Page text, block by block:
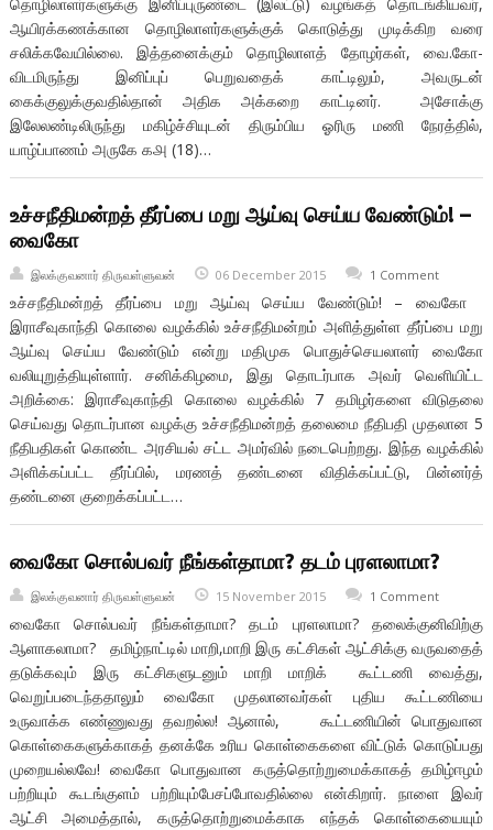
தொழிலாளர்களுக்கு இனிப்புருண்டை (இலட்டு) வழங்கத் தொடங்கியவர்,
ஆயிரக்கணக்கான தொழிலாளர்களுக்குக் கொடுத்து முடிக்கிற வரை
சலிக்கவேயில்லை. இத்தனைக்கும் தொழிலாளத் தோழர்கள், வை.கோ-
விடமிருந்து இனிப்புப் பெறுவதைக் காட்டிலும், அவருடன்
கைக்குலுக்குவதில்தான் அதிக அக்கறை காட்டினர். அசோக்கு
இலேலண்டிலிருந்து மகிழ்ச்சியுடன் திரும்பிய ஓரிரு மணி நேரத்தில்,
யாழ்ப்பாணம் அருகே ௧௮ (18)…
உச்சநீதிமன்றத் தீர்ப்பை மறு ஆய்வு செய்ய வேண்டும்! –
வைகோ
இலக்குவனார் திருவள்ளுவன் 06 December 2015 1 Comment
உச்சநீதிமன்றத் தீர்ப்பை மறு ஆய்வு செய்ய வேண்டும்! – வைகோ
இராசீவுகாந்தி கொலை வழக்கில் உச்சநீதிமன்றம் அளித்துள்ள தீர்ப்பை மறு
ஆய்வு செய்ய வேண்டும் என்று மதிமுக பொதுச்செயலாளர் வைகோ
வலியுறுத்தியுள்ளார். சனிக்கிழமை, இது தொடர்பாக அவர் வெளியிட்ட
அறிக்கை: இராசீவுகாந்தி கொலை வழக்கில் 7 தமிழர்களை விடுதலை
செய்வது தொடர்பான வழக்கு உச்சநீதிமன்றத் தலைமை நீதிபதி முதலான 5
நீதிபதிகள் கொண்ட அரசியல் சட்ட அமர்வில் நடைபெற்றது. இந்த வழக்கில்
அளிக்கப்பட்ட தீர்ப்பில், மரணத் தண்டனை விதிக்கப்பட்டு, பின்னர்த்
தண்டனை குறைக்கப்பட்ட…
வைகோ சொல்பவர் நீங்கள்தாமா? தடம் புரளலாமா?
இலக்குவனார் திருவள்ளுவன் 15 November 2015 1 Comment
வைகோ சொல்பவர் நீங்கள்தாமா? தடம் புரளலாமா? தலைக்குனிவிற்கு
ஆளாகலாமா? தமிழ்நாட்டில் மாறி,மாறி இரு கட்சிகள் ஆட்சிக்கு வருவதைத்
தடுக்கவும் இரு கட்சிகளுடனும் மாறி மாறிக் கூட்டணி வைத்து,
வெறுப்படைந்ததாலும் வைகோ முதலானவர்கள் புதிய கூட்டணியை
உருவாக்க எண்ணுவது தவறல்ல! ஆனால், கூட்டணியின் பொதுவான
கொள்கைகளுக்காகத் தனக்கே உரிய கொள்கைகளை விட்டுக் கொடுப்பது
முறையல்லவே! வைகோ பொதுவான கருத்தொற்றுமைக்காகத் தமிழ்ஈழம்
பற்றியும் கூடங்குளம் பற்றியும்பேசப்போவதில்லை என்கிறார். நாளை இவர்
ஆட்சி அமைத்தால், கருத்தொற்றுமைக்காக எந்தக் கொள்கையையும்